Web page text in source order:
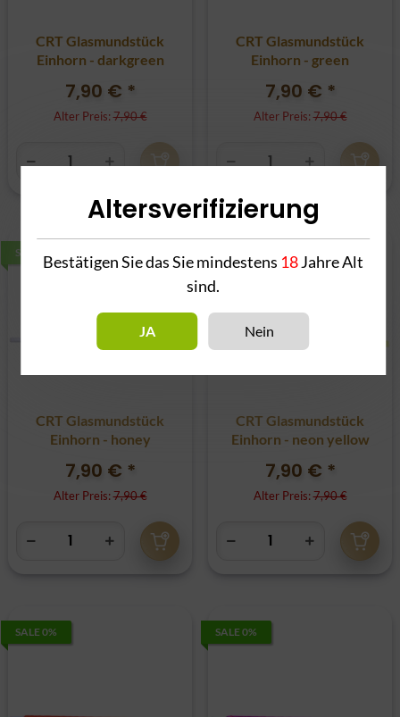
CRT Glasmundstück
Einhorn - darkgreen
7,90 € *
Alter Preis:7,90 €
CRT Glasmundstück
Einhorn - green
7,90 € *
Alter Preis:7,90 €
SALE 0%
CRT Glasmundstück
Einhorn - honey
7,90 € *
Alter Preis:7,90 €
CRT Glasmundstück
Einhorn - neon yellow
7,90 € *
Alter Preis:7,90 €
SALE 0% SALE 0%
Altersverifizierung
Bestätigen Sie das Sie mindestens 18Jahre Alt
sind.
JA Nein